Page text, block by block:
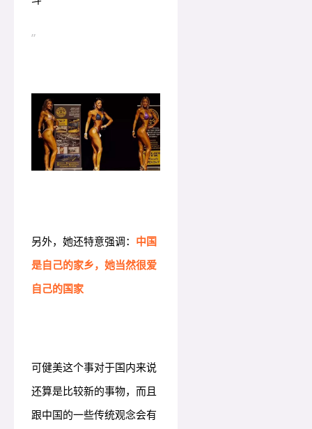
”
另外，她还特意强调： 中国
是自己的家乡，她当然很爱
自己的国家
可健美这个事对于国内来说
还算是比较新的事物，而且
跟中国的一些传统观念会有